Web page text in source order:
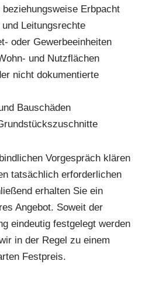
beziehungsweise Erbpacht
Leitungsrechte
oder Gewerbeeinheiten
und Nutzflächen
nicht dokumentierte
Bauschäden
Vorgespräch klären
tatsächlich erforderlichen
erhalten Sie ein
Angebot. Soweit der
eindeutig festgelegt werden
in der Regel zu einem
Festpreis.